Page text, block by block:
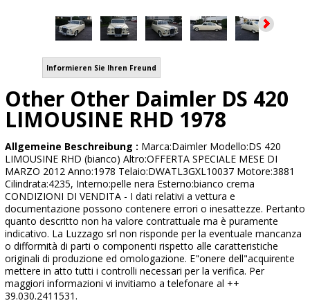
Informieren Sie Ihren Freund
Other Other Daimler DS 420
LIMOUSINE RHD 1978
Allgemeine Beschreibung : Marca:Daimler Modello:DS 420
LIMOUSINE RHD (bianco) Altro:OFFERTA SPECIALE MESE DI
MARZO 2012 Anno:1978 Telaio:DWATL3GXL10037 Motore:3881
Cilindrata:4235, Interno:pelle nera Esterno:bianco crema
CONDIZIONI DI VENDITA - I dati relativi a vettura e
documentazione possono contenere errori o inesattezze. Pertanto
quanto descritto non ha valore contrattuale ma è puramente
indicativo. La Luzzago srl non risponde per la eventuale mancanza
o difformità di parti o componenti rispetto alle caratteristiche
originali di produzione ed omologazione. E"onere dell"acquirente
mettere in atto tutti i controlli necessari per la verifica. Per
maggiori informazioni vi invitiamo a telefonare al ++
39.030.2411531.